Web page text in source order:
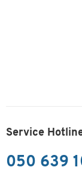
Service
050 639